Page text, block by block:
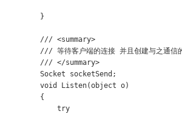
}
/// <summary>
/// 等待客户端的连接 并且创建与之通信
/// </summary>
Socket socketSend;
void Listen(object o)
{
try